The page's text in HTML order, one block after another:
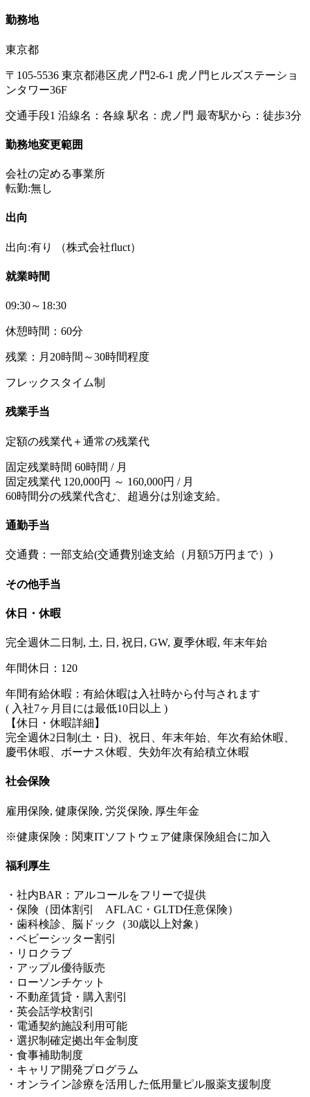
勤務地
東京都
〒105-5536 東京都港区虎ノ門2-6-1 虎ノ門ヒルズステーショ
ンタワー36F
交通手段1 沿線名：各線 駅名：虎ノ門 最寄駅から：徒歩3分
勤務地変更範囲
会社の定める事業所
転勤:無し
出向
出向:有り （株式会社fluct）
就業時間
09:30～18:30
休憩時間：60分
残業：月20時間～30時間程度
フレックスタイム制
残業手当
定額の残業代＋通常の残業代
固定残業時間 60時間 / 月
固定残業代 120,000円 ～ 160,000円 / 月
60時間分の残業代含む、超過分は別途支給。
通勤手当
交通費：一部支給(交通費別途支給（月額5万円まで）)
その他手当
休日・休暇
完全週休二日制, 土, 日, 祝日, GW, 夏季休暇, 年末年始
年間休日：120
年間有給休暇：有給休暇は入社時から付与されます
( 入社7ヶ月目には最低10日以上 )
【休日・休暇詳細】
完全週休2日制(土・日)、祝日、年末年始、年次有給休暇、
慶弔休暇、ボーナス休暇、失効年次有給積立休暇
社会保険
雇用保険, 健康保険, 労災保険, 厚生年金
※健康保険：関東ITソフトウェア健康保険組合に加入
福利厚生
・社内BAR：アルコールをフリーで提供
・保険（団体割引 AFLAC・GLTD任意保険）
・歯科検診、脳ドック（30歳以上対象）
・ベビーシッター割引
・リロクラブ
・アップル優待販売
・ローソンチケット
・不動産賃貸・購入割引
・英会話学校割引
・電通契約施設利用可能
・選択制確定拠出年金制度
・食事補助制度
・キャリア開発プログラム
・オンライン診療を活用した低用量ピル服薬支援制度